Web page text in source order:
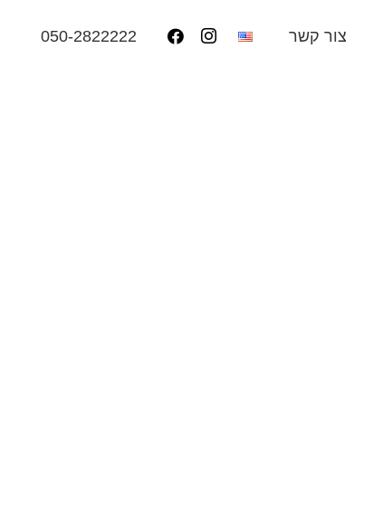
צור קשר 050-2822222